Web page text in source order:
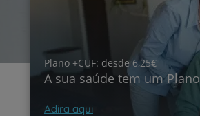
Plano +CUF: desde 6,25€
A sua saúde tem um Plano
Adira aqui